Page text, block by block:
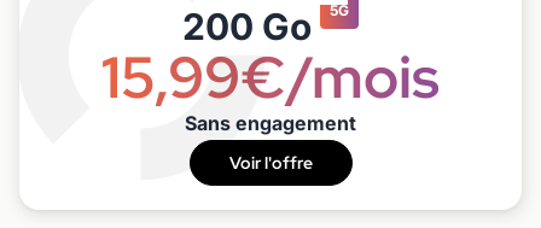
200 Go 5G
15,99€/mois
Sans engagement
Voir l'offre